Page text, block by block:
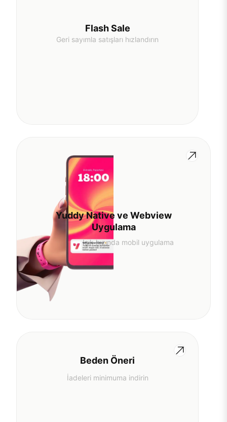
Flash Sale
Geri sayımla satışları hızlandırın
Yuddy Native ve Webview
Uygulama
Işık hızında mobil uygulama
Beden Öneri
İadeleri minimuma indirin